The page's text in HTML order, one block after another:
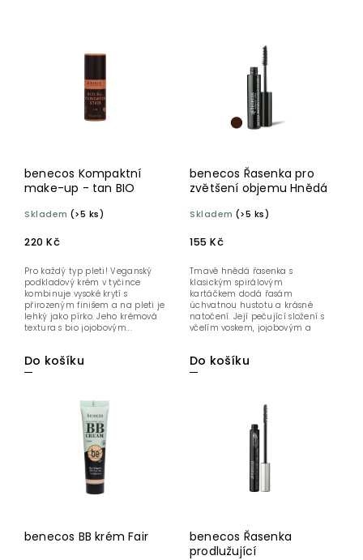
benecos Kompaktní
make-up - tan BIO
Skladem (>5 ks)
220 Kč
Do košíku
Pro každý typ pleti! Veganský
podkladový krém v tyčince
kombinuje vysoké krytí s
přirozeným finišem a na pleti je
lehký jako pírko. Jeho krémová
textura s bio jojobovým...
benecos Řasenka pro
zvětšení objemu Hnědá
Skladem (>5 ks)
155 Kč
Do košíku
Tmavě hnědá řasenka s
klasickým spirálovým
kartáčkem dodá řasám
úchvatnou hustotu a krásné
natočení. Její pečující složení s
včelím voskem, jojobovým a
benecos BB krém Fair
benecos Řasenka
prodlužující